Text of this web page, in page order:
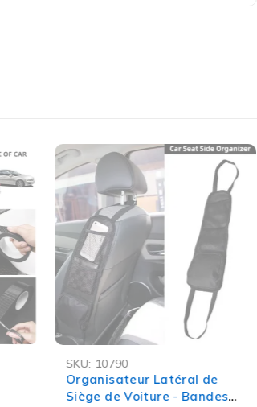
OFFRE FLASH
SKU: 10790
Organisateur Latéral de
Siège de Voiture - Bandes